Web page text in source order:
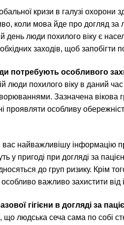
кризи в галузі
коли мова йде про догляд за
день люди похилого віку є
заходів, щоб запобігти
потребують особливого
люди похилого віку в даний
Зазначена вікова
проявляти особливу
найважливішу інформацію
у пригоді при догляді за
до груп ризику. Крім
важливо захистити від
гігієни в догляді за
людська сеча сама по собі